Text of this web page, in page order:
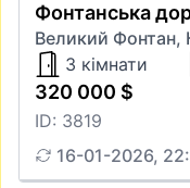
Фонтанська
Великий Фонтан,
3 кімнати
320 000 $
ID: 3819
16-01-2026,